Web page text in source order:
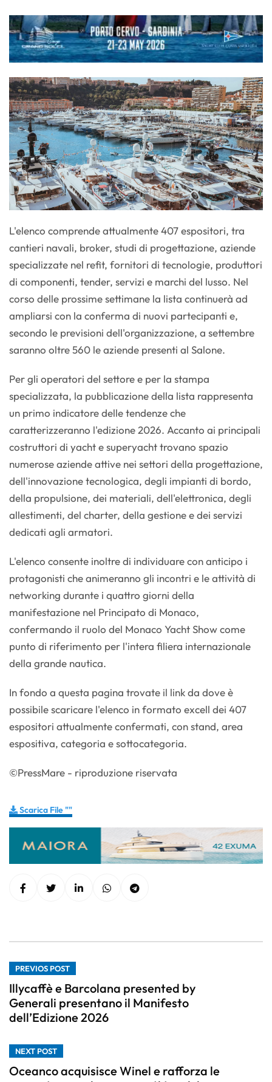
L'elenco comprende attualmente 407 espositori, tra
cantieri navali, broker, studi di progettazione, aziende
specializzate nel refit, fornitori di tecnologie, produttori
di componenti, tender, servizi e marchi del lusso. Nel
corso delle prossime settimane la lista continuerà ad
ampliarsi con la conferma di nuovi partecipanti e,
secondo le previsioni dell'organizzazione, a settembre
saranno oltre 560 le aziende presenti al Salone.
Per gli operatori del settore e per la stampa
specializzata, la pubblicazione della lista rappresenta
un primo indicatore delle tendenze che
caratterizzeranno l'edizione 2026. Accanto ai principali
costruttori di yacht e superyacht trovano spazio
numerose aziende attive nei settori della progettazione,
dell'innovazione tecnologica, degli impianti di bordo,
della propulsione, dei materiali, dell'elettronica, degli
allestimenti, del charter, della gestione e dei servizi
dedicati agli armatori.
L'elenco consente inoltre di individuare con anticipo i
protagonisti che animeranno gli incontri e le attività di
networking durante i quattro giorni della
manifestazione nel Principato di Monaco,
confermando il ruolo del Monaco Yacht Show come
punto di riferimento per l'intera filiera internazionale
della grande nautica.
In fondo a questa pagina trovate il link da dove è
possibile scaricare l'elenco in formato excell dei 407
espositori attualmente confermati, con stand, area
espositiva, categoria e sottocategoria.
©PressMare - riproduzione riservata
Scarica File ""
PREVIOS POST
Illycaffè e Barcolana presented by
Generali presentano il Manifesto
dell’Edizione 2026
NEXT POST
Oceanco acquisisce Winel e rafforza le